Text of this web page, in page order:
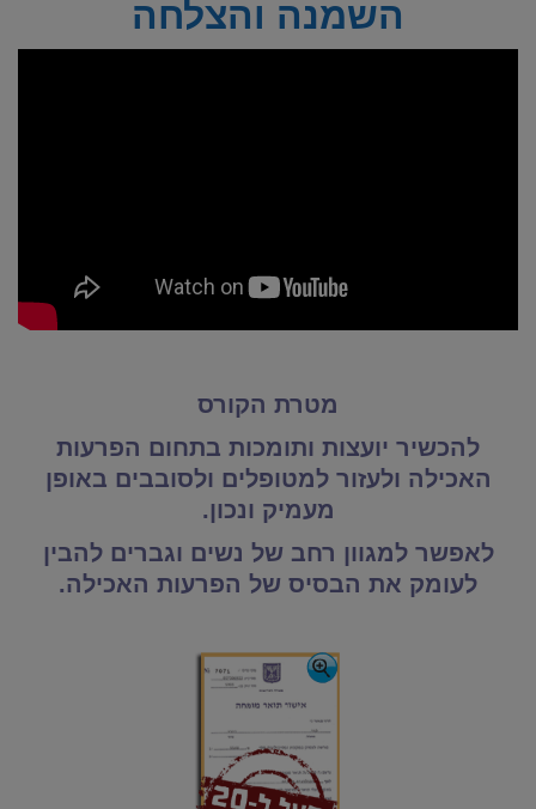
השמנה והצלחה
מטרת הקורס
להכשיר יועצות ותומכות בתחום הפרעות
האכילה ולעזור למטופלים ולסובבים באופן
מעמיק ונכון.
לאפשר למגוון רחב של נשים וגברים להבין
לעומק את הבסיס של הפרעות האכילה.